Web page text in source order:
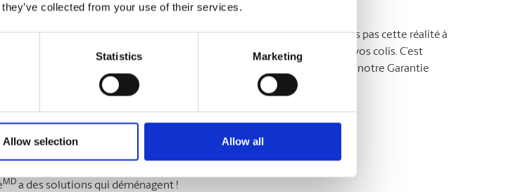
collected from your use of their services.
Statistics Marketing
Allow selection Allow all
et d’expédition
vos envois sont importants. À The UPS StoreMD, nous ne prenons pas cette réalité à
experts certifiés en emballage sont passés maîtres dans la protection de vos colis. C’est
répondons fièrement de nos services. Protégez vos colis en souscrivant notre Garantie
d’expédition. Passez nous voir pour en savoir plus !
fournitures de déménagement
MD a des solutions qui déménagent !